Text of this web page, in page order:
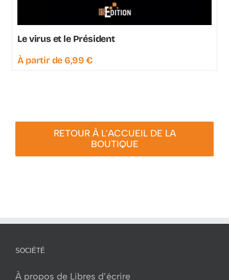
Le virus et le Président
À partir de 6,99€
RETOUR À L'ACCUEIL DE LA
BOUTIQUE
SOCIÉTÉ
À propos de Libres d’écrire